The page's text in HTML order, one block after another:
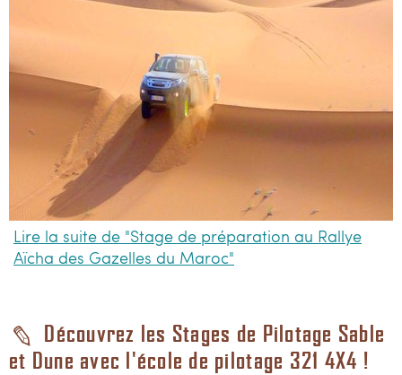
Lire la suite de "Stage de préparation au Rallye
Aïcha des Gazelles du Maroc"
Découvrez les Stages de Pilotage Sable
et Dune avec l'école de pilotage 321 4X4 !